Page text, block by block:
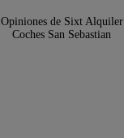
Opiniones de Sixt Alquiler
Coches San Sebastian